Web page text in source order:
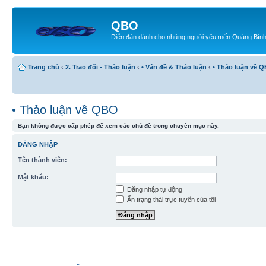
QBO
Diễn đàn dành cho những người yêu mến Quảng Bình
Trang chủ ‹ 2. Trao đổi - Thảo luận ‹ • Vấn đề & Thảo luận ‹ • Thảo luận về
• Thảo luận về QBO
Bạn không được cấp phép để xem các chủ đề trong chuyên mục này.
ĐĂNG NHẬP
Tên thành viên:
Mật khẩu:
Đăng nhập tự động
Ẩn trạng thái trực tuyến của tôi